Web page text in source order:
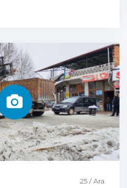
25 / Ara